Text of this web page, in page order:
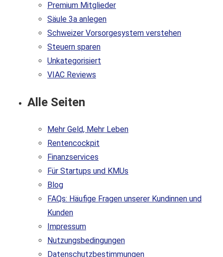
Premium Mitglieder
Säule 3a anlegen
Schweizer Vorsorgesystem verstehen
Steuern sparen
Unkategorisiert
VIAC Reviews
Alle Seiten
Mehr Geld, Mehr Leben
Rentencockpit
Finanzservices
Für Startups und KMUs
Blog
FAQs: Häufige Fragen unserer Kundinnen und
Kunden
Impressum
Nutzungsbedingungen
Datenschutzbestimmungen